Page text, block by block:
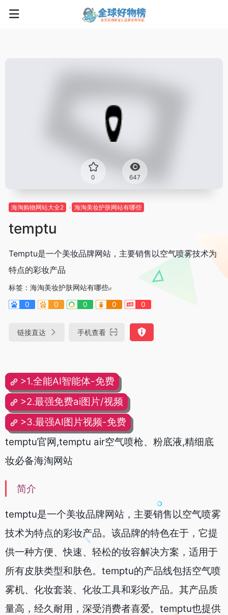
0 647
海淘购物网站大全2 海淘美妆护肤网站有哪些
temptu
Temptu是一个美妆品牌网站，主要销售以空气喷雾技术为
特点的彩妆产品
标签： 海淘美妆护肤网站有哪些
0
0 0 0 0
链接直达 手机查看
>1.全能AI智能体-免费
>2.最强免费ai图片/视频
>3.最强AI图片视频-免费
temptu官网,temptu air空气喷枪、粉底液,精细底
妆必备海淘网站
简介
temptu是一个美妆品牌网站，主要销售以空气喷雾
技术为特点的彩妆产品。该品牌的特色在于，它提
供一种方便、快速、轻松的妆容解决方案，适用于
所有皮肤类型和肤色。temptu的产品线包括空气喷
雾机、化妆套装、化妆工具和彩妆产品。其产品质
量高，经久耐用，深受消费者喜爱。temptu也提供